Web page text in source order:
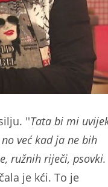
''Tata bi mi
već kad ja ne bih
ružnih riječi, psovki.
je kći. To je